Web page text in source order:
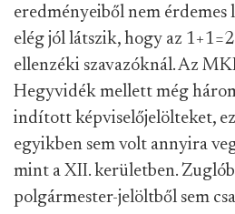
eredményeiből nem érdemes
elég jól látszik, hogy az
ellenzéki szavazóknál. Az
Hegyvidék mellett még
indított képviselőjelölteket,
egyikben sem volt annyira
mint a XII. kerületben.
polgármester-jelöltből sem